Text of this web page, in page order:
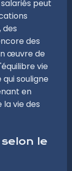
peut
des
des
œuvre de
vie
souligne
en
vie des
le